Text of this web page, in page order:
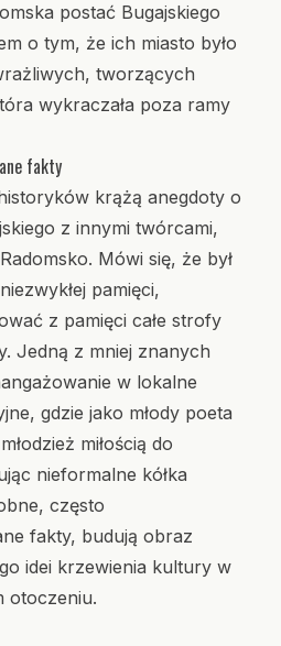
postać Bugajskiego
o tym, że ich miasto było
tworzących
wykraczała poza ramy
fakty
krążą anegdoty o
z innymi twórcami,
Mówi się, że był
pamięci,
z pamięci całe strofy
Jedną z mniej znanych
w lokalne
gdzie jako młody poeta
miłością do
nieformalne kółka
często
fakty, budują obraz
idei krzewienia kultury w
otoczeniu.